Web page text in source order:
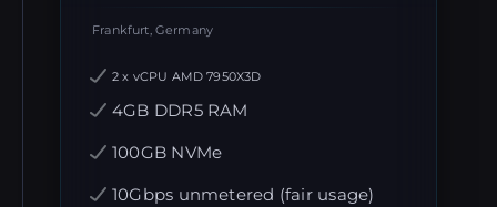
Frankfurt, Germany
2 x vCPU AMD 7950X3D
4GB DDR5 RAM
100GB NVMe
10Gbps unmetered (fair usage)